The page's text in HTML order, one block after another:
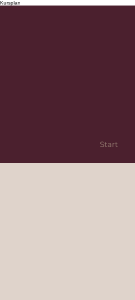
Kursplan
Start